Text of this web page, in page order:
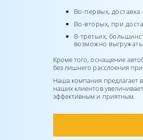
Во-первых, доставка
Во-вторых, при
В-третьих,
возможно
Кроме того, оснащение
без лишнего расслоения при
Наша компания предлагает
наших клиентов
эффективным и приятным.